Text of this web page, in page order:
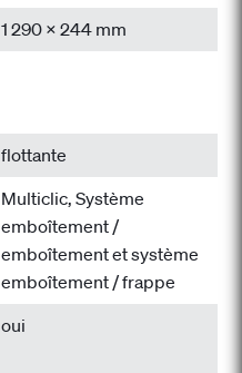
1 290 x 244 mm
flottante
Multiclic, Système
emboîtement /
emboîtement et système
emboîtement / frappe
oui